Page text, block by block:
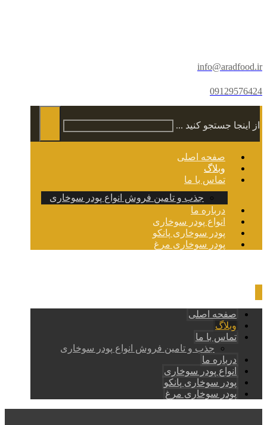
info@aradfood.ir
09129576424
از اینجا جستجو کنید ...
صفحه اصلی
وبلاگ
تماس با ما
جذب و تامین فروش انواع پودر سوخاری
درباره ما
انواع پودر سوخاری
پودر سوخاری پانکو
پودر سوخاری مرغ
صفحه اصلی
وبلاگ
تماس با ما
جذب و تامین فروش انواع پودر سوخاری
درباره ما
انواع پودر سوخاری
پودر سوخاری پانکو
پودر سوخاری مرغ